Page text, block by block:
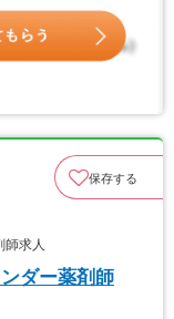
保存する
求人
ダー薬剤師